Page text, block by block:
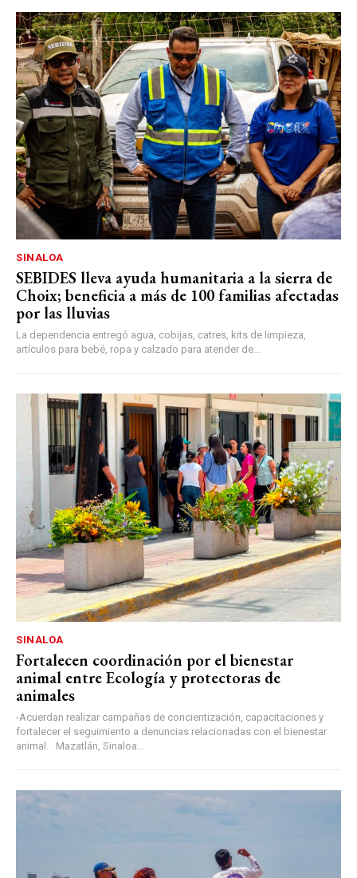
SINALOA
SEBIDES lleva ayuda humanitaria a la sierra de
Choix; beneficia a más de 100 familias afectadas
por las lluvias
La dependencia entregó agua, cobijas, catres, kits de limpieza,
artículos para bebé, ropa y calzado para atender de...
SINALOA
Fortalecen coordinación por el bienestar
animal entre Ecología y protectoras de
animales
-Acuerdan realizar campañas de concientización, capacitaciones y
fortalecer el seguimiento a denuncias relacionadas con el bienestar
animal. Mazatlán, Sinaloa...